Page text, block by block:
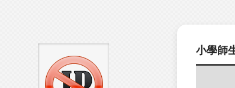
小學師